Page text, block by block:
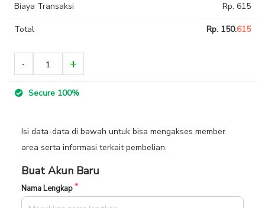
Biaya Transaksi Rp. 615
Total Rp. 150.615
Secure 100%
Isi data-data di bawah untuk bisa mengakses member
area serta informasi terkait pembelian.
Buat Akun Baru
Nama Lengkap